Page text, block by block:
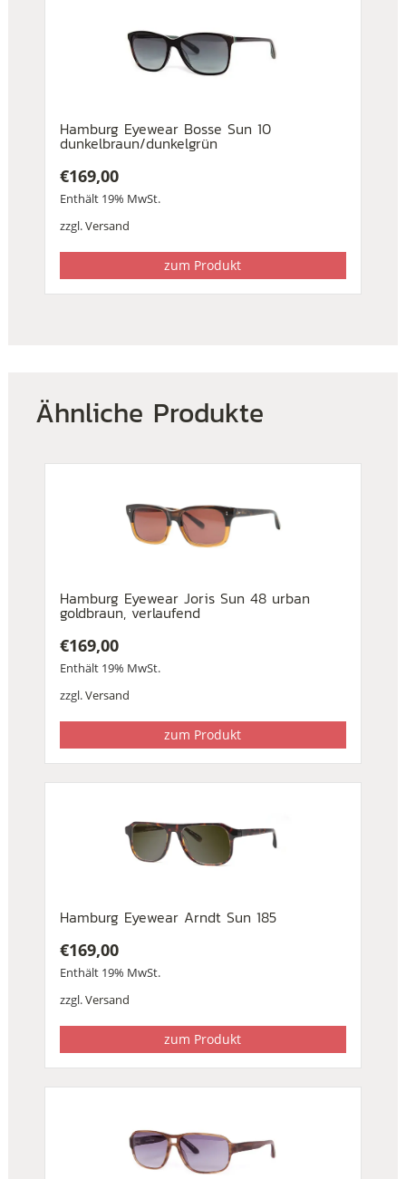
Hamburg Eyewear Bosse Sun 10
dunkelbraun/dunkelgrün
€169,00
Enthält 19% MwSt.
zzgl.Versand
zum Produkt
Ähnliche Produkte
Hamburg Eyewear Joris Sun 48 urban
goldbraun, verlaufend
€169,00
Enthält 19% MwSt.
zzgl.Versand
zum Produkt
Hamburg Eyewear Arndt Sun 185
€169,00
Enthält 19% MwSt.
zzgl.Versand
zum Produkt